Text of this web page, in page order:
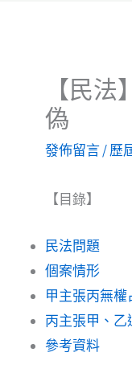
【民
偽
發佈留言/歷
【目錄】
民法問題
個案情形
甲主張丙無權
丙主張甲、乙
參考資料